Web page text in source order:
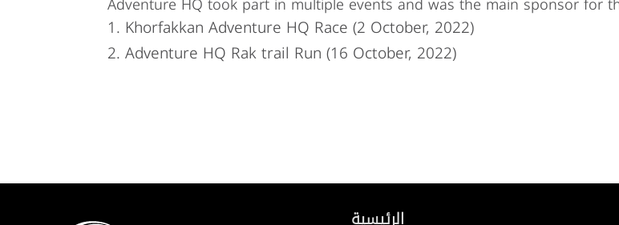
KhorfakkanAdventure HQ Race(2 October, 2022)
Adventure HQ Raktrail Run(16 October, 2022)